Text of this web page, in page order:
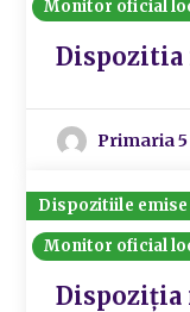
Monitor oficial
Dispozitia
Primaria 5
Dispozitiile
Monitor oficial
Dispoziția